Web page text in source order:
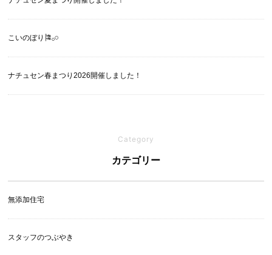
こいのぼり🎏‪𓂂𓏸
ナチュセン春まつり2026開催しました！
Category
カテゴリー
無添加住宅
スタッフのつぶやき